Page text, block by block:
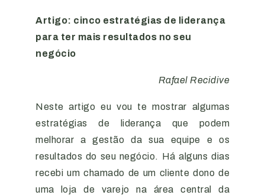
Artigo: cinco estratégias de liderança
para ter mais resultados no seu
negócio
Rafael Recidive
Neste artigo eu vou te mostrar algumas
estratégias de liderança que podem
melhorar a gestão da sua equipe e os
resultados do seu negócio. Há alguns dias
recebi um chamado de um cliente dono de
uma loja de varejo na área central da